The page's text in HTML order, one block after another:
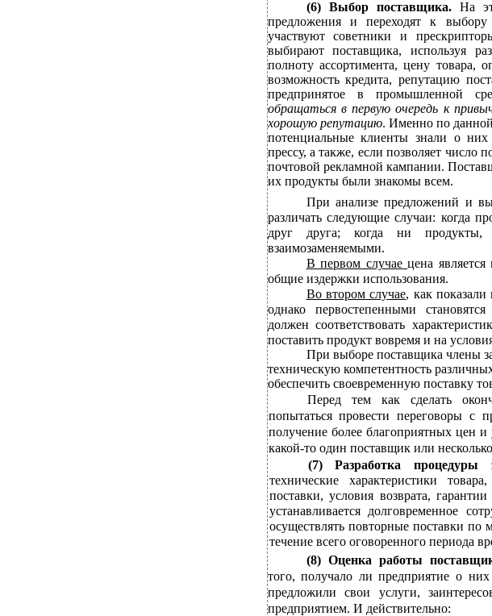
(6)
Выбор поставщика. На
предложения и переходят к
участвуют советники и
выбирают поставщика, используя
полноту ассортимента, цену товара,
возможность кредита, репутацию
предпринятое в промышленной
обращаться в первую очередь к
хорошую репутацию. Именно по
потенциальные клиенты знали о
прессу, а также, если позволяет число
почтовой рекламной кампании.
их продукты были знакомы всем.
При анализе предложений и
различать следующие случаи: когда
друг друга; когда ни продукты,
взаимозаменяемыми.
В первом случае цена
общие издержки использования.
Во втором случае, как
однако первостепенными
должен соответствовать
поставить продукт вовремя и на
При выборе поставщика члены
техническую компетентность
обеспечить своевременную поставку
Перед тем как сделать
попытаться провести переговоры с
получение более благоприятных цен
какой-то один поставщик или
(7) Разработка процедуры
технические характеристики
поставки, условия возврата,
устанавливается долговременное
осуществлять повторные поставки
течение всего оговоренного периода
(8) Оценка работы
того, получало ли предприятие о
предложили свои услуги,
предприятием. И действительно: